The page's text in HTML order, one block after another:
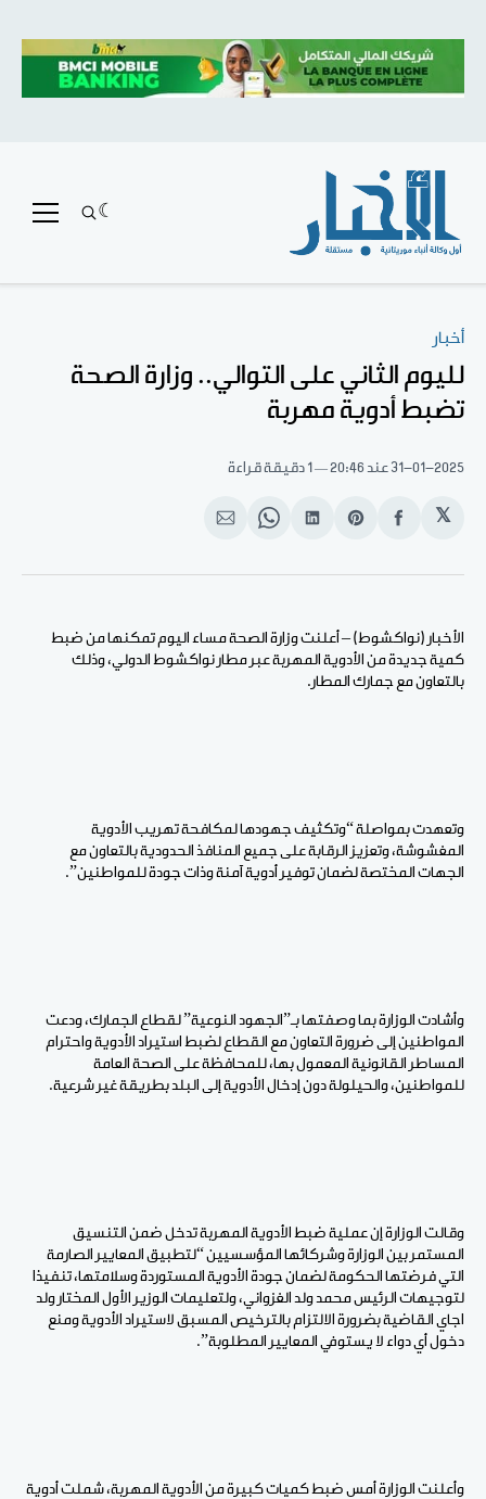
أخبار
لليوم الثاني على التوالي.. وزارة الصحة
تضبط أدوية مهربة
31-01-2025 عند 20:46 1 دقيقة قراءة
𝕏
انشر
الفيسبوك
Share
Pinterest
انشر
لينكد
Share
WhatsApp
انشر
الإيميل
الأخبار (نواكشوط) – أعلنت وزارة الصحة مساء اليوم تمكنها من ضبط
كمية جديدة من الأدوية المهربة عبر مطار نواكشوط الدولي، وذلك
بالتعاون مع جمارك المطار.
وتعهدت بمواصلة “وتكثيف جهودها لمكافحة تهريب الأدوية
المغشوشة، وتعزيز الرقابة على جميع المنافذ الحدودية بالتعاون مع
الجهات المختصة لضمان توفير أدوية آمنة وذات جودة للمواطنين”.
وأشادت الوزارة بما وصفتها بـ”الجهود النوعية” لقطاع الجمارك، ودعت
المواطنين إلى ضرورة التعاون مع القطاع لضبط استيراد الأدوية واحترام
المساطر القانونية المعمول بها، للمحافظة على الصحة العامة
للمواطنين، والحيلولة دون إدخال الأدوية إلى البلد بطريقة غير شرعية.
وقالت الوزارة إن عملية ضبط الأدوية المهربة تدخل ضمن التنسيق
المستمر بين الوزارة وشركائها المؤسسيين “لتطبيق المعايير الصارمة
التي فرضتها الحكومة لضمان جودة الأدوية المستوردة وسلامتها، تنفيذا
لتوجيهات الرئيس محمد ولد الغزواني، ولتعليمات الوزير الأول المختار ولد
اجاي القاضية بضرورة الالتزام بالترخيص المسبق لاستيراد الأدوية ومنع
دخول أي دواء لا يستوفي المعايير المطلوبة”.
وأعلنت الوزارة أمس ضبط كميات كبيرة من الأدوية المهربة، شملت أدوية